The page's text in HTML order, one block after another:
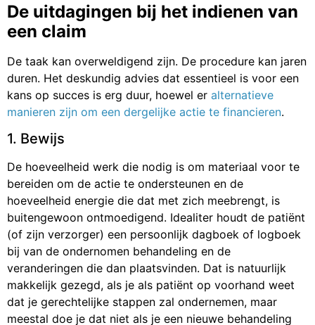
De uitdagingen bij het indienen van
een claim
De taak kan overweldigend zijn. De procedure kan jaren
duren. Het deskundig advies dat essentieel is voor een
kans op succes is erg duur, hoewel er alternatieve
manieren zijn om een dergelijke actie te financieren.
1. Bewijs
De hoeveelheid werk die nodig is om materiaal voor te
bereiden om de actie te ondersteunen en de
hoeveelheid energie die dat met zich meebrengt, is
buitengewoon ontmoedigend. Idealiter houdt de patiënt
(of zijn verzorger) een persoonlijk dagboek of logboek
bij van de ondernomen behandeling en de
veranderingen die dan plaatsvinden. Dat is natuurlijk
makkelijk gezegd, als je als patiënt op voorhand weet
dat je gerechtelijke stappen zal ondernemen, maar
meestal doe je dat niet als je een nieuwe behandeling